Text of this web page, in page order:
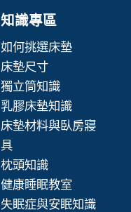
知識專區
如何挑選床墊
床墊尺寸
獨立筒知識
乳膠床墊知識
床墊材料與臥房寢
具
枕頭知識
健康睡眠教室
失眠症與安眠知識